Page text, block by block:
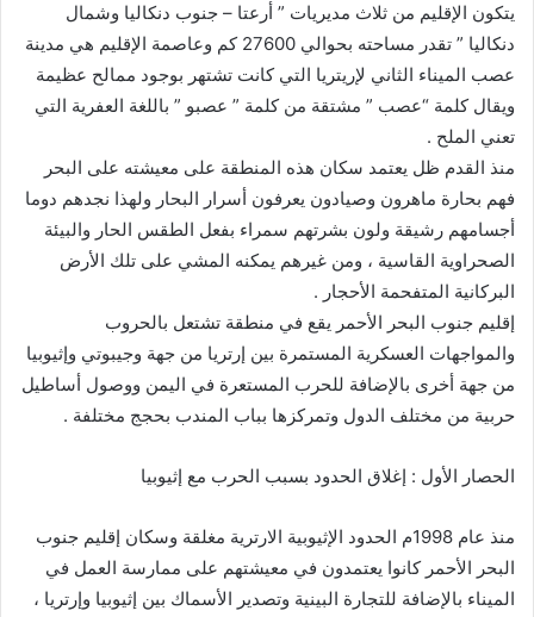
يتكون الإقليم من ثلاث مديريات ” أرعتا – جنوب دنكاليا وشمال
دنكاليا ” تقدر مساحته بحوالي 27600 كم وعاصمة الإقليم هي مدينة
عصب الميناء الثاني لإريتريا التي كانت تشتهر بوجود ممالح عظيمة
ويقال كلمة “عصب ” مشتقة من كلمة ” عصبو ” باللغة العفرية التي
تعني الملح .
منذ القدم ظل يعتمد سكان هذه المنطقة على معيشته على البحر
فهم بحارة ماهرون وصيادون يعرفون أسرار البحار ولهذا نجدهم دوما
أجسامهم رشيقة ولون بشرتهم سمراء بفعل الطقس الحار والبيئة
الصحراوية القاسية ، ومن غيرهم يمكنه المشي على تلك الأرض
البركانية المتفحمة الأحجار .
إقليم جنوب البحر الأحمر يقع في منطقة تشتعل بالحروب
والمواجهات العسكرية المستمرة بين إرتريا من جهة وجيبوتي وإثيوبيا
من جهة أخرى بالإضافة للحرب المستعرة في اليمن ووصول أساطيل
حربية من مختلف الدول وتمركزها بباب المندب بحجج مختلفة .
الحصار الأول : إغلاق الحدود بسبب الحرب مع إثيوبيا
منذ عام 1998م الحدود الإثيوبية الارترية مغلقة وسكان إقليم جنوب
البحر الأحمر كانوا يعتمدون في معيشتهم على ممارسة العمل في
الميناء بالإضافة للتجارة البينية وتصدير الأسماك بين إثيوبيا وإرتريا ،